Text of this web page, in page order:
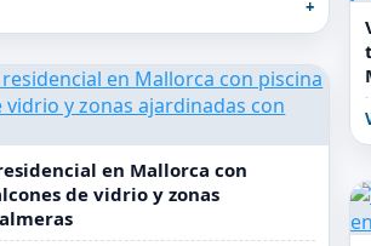
en Mallorca con
de vidrio y zonas